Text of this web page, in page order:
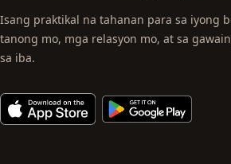
Isang praktikal na tahanan para sa iyong
tanong mo, mga relasyon mo, at sa
sa iba.